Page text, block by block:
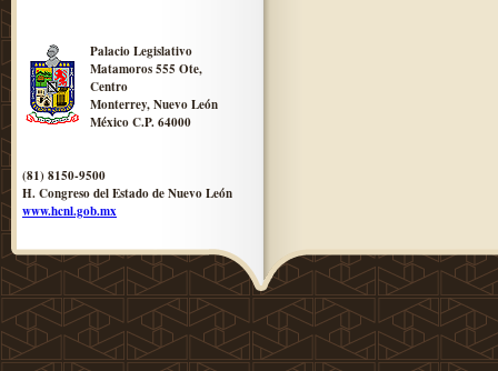
Palacio Legislativo
Matamoros 555 Ote,
Centro
Monterrey, Nuevo León
México C.P. 64000
(81) 8150-9500
H. Congreso del Estado de Nuevo León
www.hcnl.gob.mx